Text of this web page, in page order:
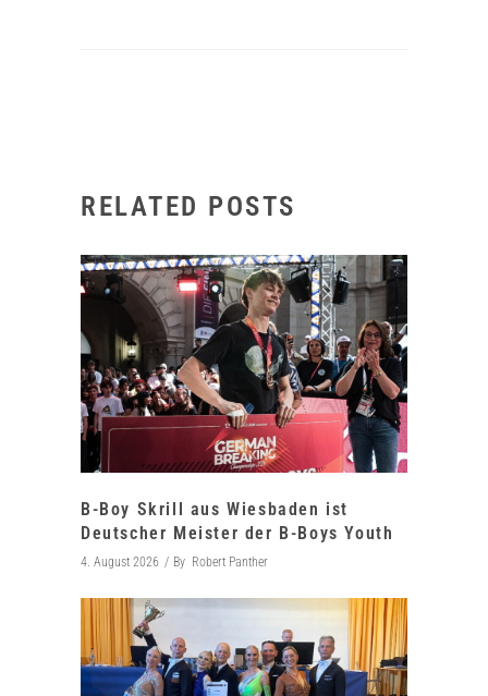
RELATED POSTS
B-Boy Skrill aus Wiesbaden ist
Deutscher Meister der B-Boys Youth
4. August 2026 By Robert Panther